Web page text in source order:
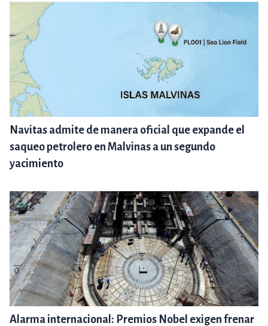
Navitas admite de manera oficial que expande el
saqueo petrolero en Malvinas a un segundo
yacimiento
Alarma internacional: Premios Nobel exigen frenar